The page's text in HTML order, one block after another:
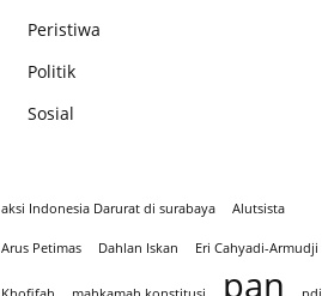
Peristiwa
Politik
Sosial
aksi Indonesia Darurat di surabaya Alutsista
Arus Petimas Dahlan Iskan Eri Cahyadi-Armudji
pan